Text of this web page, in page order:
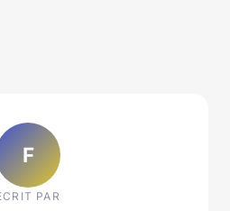
F
PAR